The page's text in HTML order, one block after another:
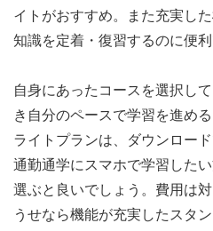
イトがおすすめ。また充実し
知識を定着・復習するのに便利
自身にあったコースを選択し
き自分のペースで学習を進め
ライトプランは、ダウンロー
通勤通学にスマホで学習した
選ぶと良いでしょう。費用は
うせなら機能が充実したスタ